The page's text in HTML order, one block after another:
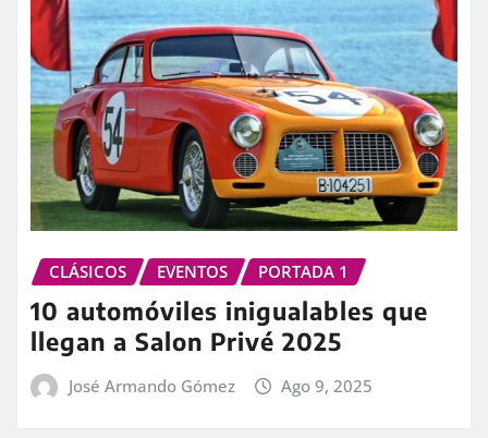
CLÁSICOS EVENTOS PORTADA 1
10 automóviles inigualables que
llegan a Salon Privé 2025
José Armando Gómez Ago 9, 2025